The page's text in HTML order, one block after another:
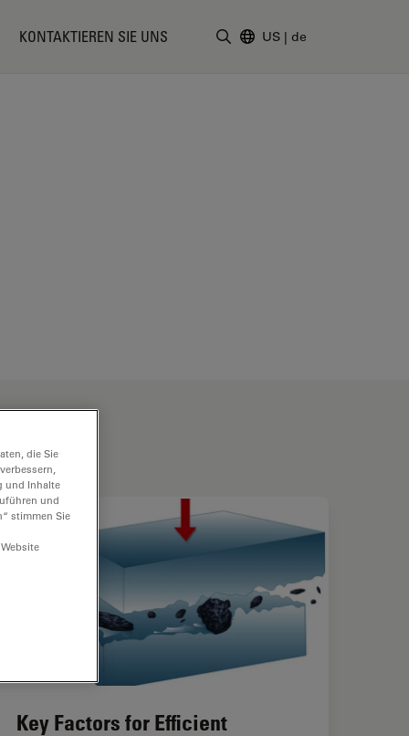
KONTAKTIEREN SIE UNS US | de
Key Factors for Efficient
die Sie
und Inhalte
und
stimmen Sie